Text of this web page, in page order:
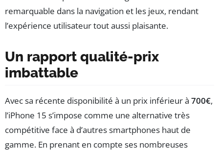
remarquable dans la navigation et les jeux, rendant
l’expérience utilisateur tout aussi plaisante.
Un rapport qualité-prix
imbattable
Avec sa récente disponibilité à un prix inférieur à 700€,
l’iPhone 15 s’impose comme une alternative très
compétitive face à d’autres smartphones haut de
gamme. En prenant en compte ses nombreuses